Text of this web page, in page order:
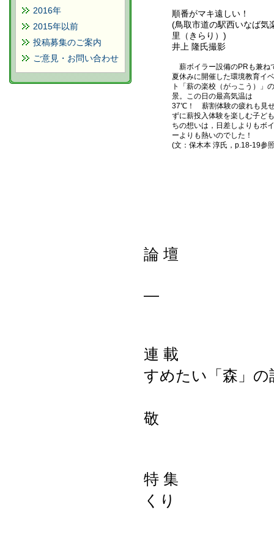
順番がマキ遠しい！
(鳥取市道の駅西いなば気
里（きらり）)
井上 隆氏撮影
薪ボイラー設備のPRも兼ね
夏休みに開催した環境教育イ
ト「薪の楽校（がっこう）」
景。この日の最高気温は
37℃！ 薪割体験の疲れも見
ずに薪投入体験を楽しむ子ど
ちの想いは，日差しよりもボ
ーよりも熱いのでした！
(文：保木本 淳氏，p.18-19参
論 壇 森林
連 載 新・
すめたい「森」の
特 集 森林
くり
2016年
2015年以前
投稿募集のご案内
ご意見・お問い合わせ